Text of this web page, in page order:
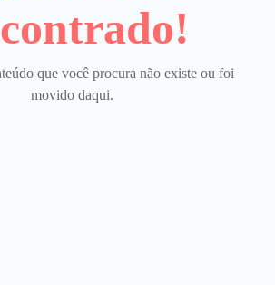
que você procura não existe ou foi
movido daqui.